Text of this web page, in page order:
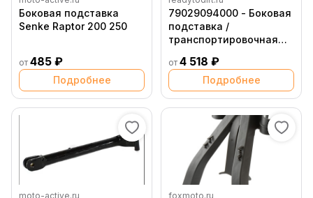
Боковая подставка
Senke Raptor 200 250
от 485 ₽
Подробнее
79029094000 - Боковая
подставка /
транспортировочная
Husqvarna
от 4 518 ₽
Подробнее
moto-active.ru foxmoto.ru